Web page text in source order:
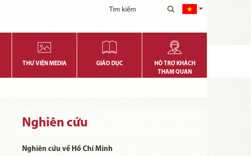
THƯ VIỆN MEDIA GIÁO DỤC
HỖ TRỢ KHÁCH
THAM QUAN
Nghiên cứu
Nghiên cứu về Hồ Chí Minh